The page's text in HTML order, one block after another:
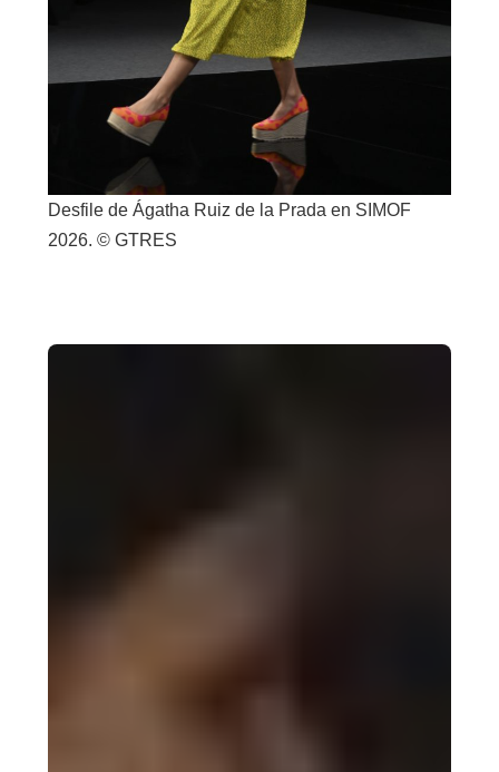
Desfile de Ágatha Ruiz de la Prada en SIMOF
2026. © GTRES